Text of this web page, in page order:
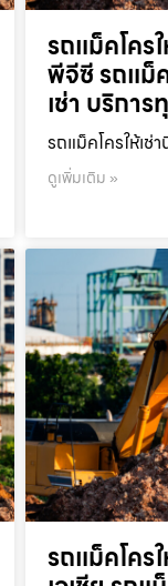
รถแม็คโคร
พีจีซี รถแม็
เช่า บริกา
รถแม็คโครให้เ
ดูเพิ่มเติม »
รถแม็คโคร